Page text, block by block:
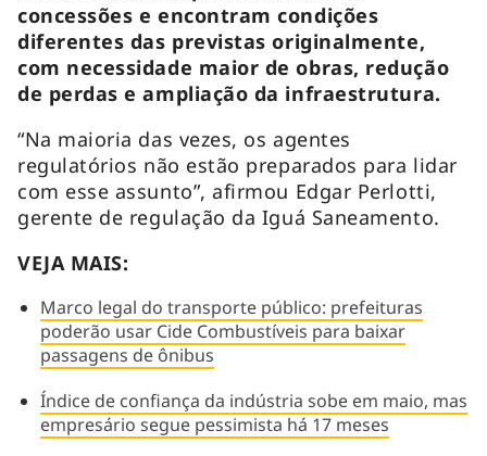
concessões e encontram condições
diferentes das previstas originalmente,
com necessidade maior de obras, redução
de perdas e ampliação da infraestrutura.
“Na maioria das vezes, os agentes
regulatórios não estão preparados para lidar
com esse assunto”, afirmou Edgar Perlotti,
gerente de regulação da Iguá Saneamento.
VEJA MAIS:
Marco legal do transporte público: prefeituras
poderão usar Cide Combustíveis para baixar
passagens de ônibus
Índice de confiança da indústria sobe em maio, mas
empresário segue pessimista há 17 meses